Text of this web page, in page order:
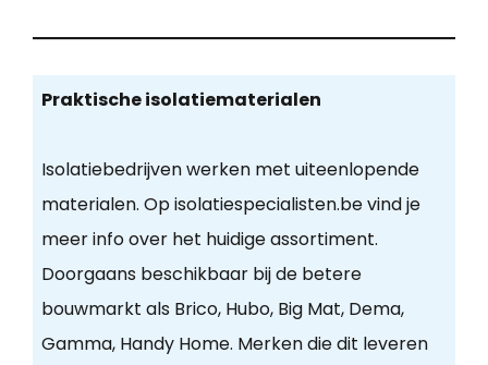
Praktische isolatiematerialen
Isolatiebedrijven werken met uiteenlopende
materialen. Op isolatiespecialisten.be vind je
meer info over het huidige assortiment.
Doorgaans beschikbaar bij de betere
bouwmarkt als Brico, Hubo, Big Mat, Dema,
Gamma, Handy Home. Merken die dit leveren